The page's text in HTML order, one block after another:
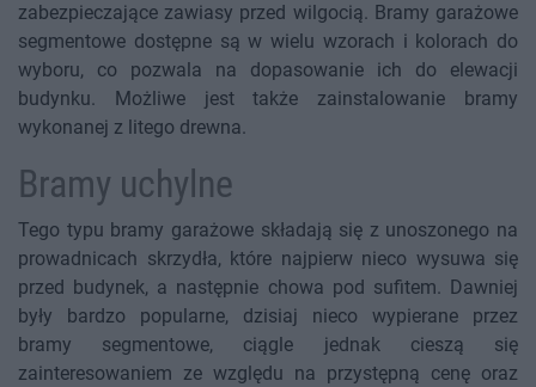
zabezpieczające zawiasy przed wilgocią. Bramy garażowe
segmentowe dostępne są w wielu wzorach i kolorach do
wyboru, co pozwala na dopasowanie ich do elewacji
budynku. Możliwe jest także zainstalowanie bramy
wykonanej z litego drewna.
Bramy uchylne
Tego typu bramy garażowe składają się z unoszonego na
prowadnicach skrzydła, które najpierw nieco wysuwa się
przed budynek, a następnie chowa pod sufitem. Dawniej
były bardzo popularne, dzisiaj nieco wypierane przez
bramy segmentowe, ciągle jednak cieszą się
zainteresowaniem ze względu na przystępną cenę oraz